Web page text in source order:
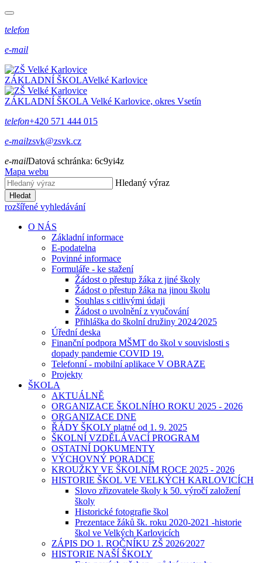
telefon
e-mail
ZÁKLADNÍ ŠKOLAVelké Karlovice
ZÁKLADNÍ ŠKOLA Velké Karlovice, okres Vsetín
telefon+420 571 444 015
e-mailzsvk@zsvk.cz
e-mailDatová schránka: 6c9yi4z
Mapa webu
Hledaný výraz
Hledat
rozšířené vyhledávání
O NÁS
Základní informace
E-podatelna
Povinné informace
Formuláře - ke stažení
Žádost o přestup žáka z jiné školy
Žádost o přestup žáka na jinou školu
Souhlas s citlivými údaji
Žádost o uvolnění z vyučování
Přihláška do školní družiny 2024⁄2025
Úřední deska
Finanční podpora MŠMT do škol v souvislosti s
dopady pandemie COVID 19.
Telefonní - mobilní aplikace V OBRAZE
Projekty
ŠKOLA
AKTUÁLNĚ
ORGANIZACE ŠKOLNÍHO ROKU 2025 - 2026
ORGANIZACE DNE
ŘÁDY ŠKOLY platné od 1. 9. 2025
ŠKOLNÍ VZDĚLÁVACÍ PROGRAM
OSTATNÍ DOKUMENTY
VÝCHOVNÝ PORADCE
KROUŽKY VE ŠKOLNÍM ROCE 2025 - 2026
HISTORIE ŠKOL VE VELKÝCH KARLOVICÍCH
Slovo zřizovatele školy k 50. výročí založení
školy
Historické fotografie škol
Prezentace žáků šk. roku 2020-2021 -historie
škol ve Velkých Karlovicích
ZÁPIS DO 1. ROČNÍKU ZŠ 2026⁄2027
HISTORIE NAŠÍ ŠKOLY